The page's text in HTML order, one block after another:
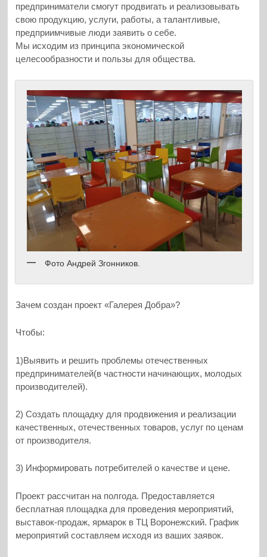
предприниматели смогут продвигать и реализовывать
свою продукцию, услуги, работы, а талантливые,
предприимчивые люди заявить о себе.
Мы исходим из принципа экономической
целесообразности и пользы для общества.
Фото Андрей Згонников.
Зачем создан проект «Галерея Добра»?
Чтобы:
1)Выявить и решить проблемы отечественных
предпринимателей(в частности начинающих, молодых
производителей).
2) Создать площадку для продвижения и реализации
качественных, отечественных товаров, услуг по ценам
от производителя.
3) Информировать потребителей о качестве и цене.
Проект рассчитан на полгода. Предоставляется
бесплатная площадка для проведения мероприятий,
выставок-продаж, ярмарок в ТЦ Воронежский. График
мероприятий составляем исходя из ваших заявок.